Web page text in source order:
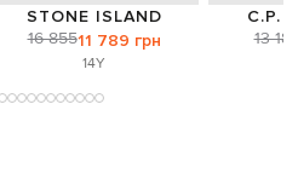
STONE ISLAND
16 85511 789 грн
14Y
C.P.
13